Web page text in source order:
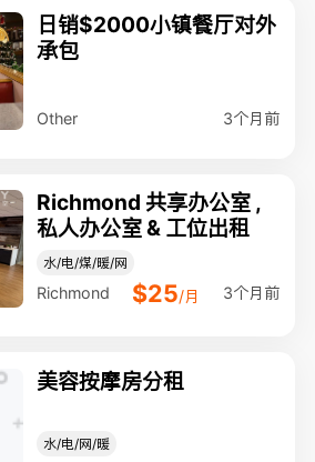
日销$2000小镇餐厅对外
承包
Other 3个月前
Richmond 共享办公室 ,
私人办公室 & 工位出租
水/电/煤/暖/网
Richmond $25/月 3个月前
美容按摩房分租
水/电/网/暖